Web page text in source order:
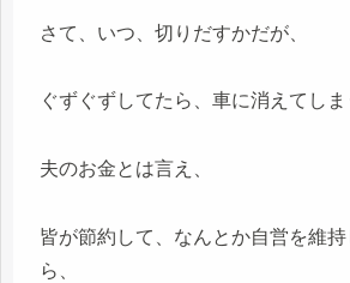
さて、いつ、切りだすかだが、
ぐずぐずしてたら、車に消えてしま
夫のお金とは言え、
皆が節約して、なんとか自営を維
ら、